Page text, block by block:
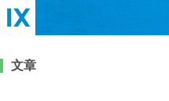
查
查
文章